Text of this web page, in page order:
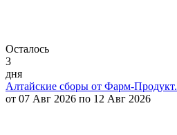
Осталось
3
дня
Алтайские сборы от Фарм-Продукт.
от 07 Авг 2026 по 12 Авг 2026